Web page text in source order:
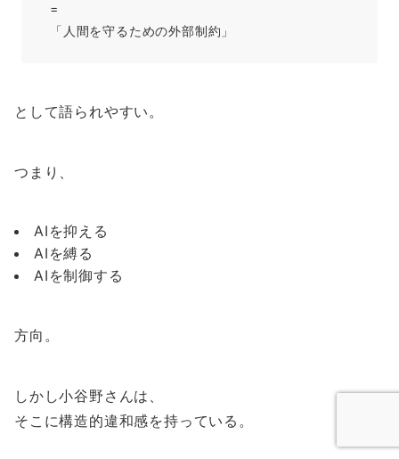
=
「人間を守るための外部制約」
として語られやすい。
つまり、
AIを抑える
AIを縛る
AIを制御する
方向。
しかし小谷野さんは、
そこに構造的違和感を持っている。